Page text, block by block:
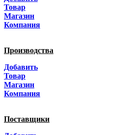
Товар
Магазин
Компания
Производства
Добавить
Товар
Магазин
Компания
Поставщики